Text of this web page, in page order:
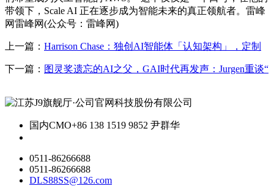
带领下，Scale AI 正在逐步成为智能未来的真正领航者。雷峰
网雷峰网(公众号：雷峰网)
上一篇： Harrison Chase：独创AI智能体「认知架构」，定制
下一篇： 图灵奖遗忘的AI之父，GAI时代再发声：Jurgen重谈“
国内CMO+86 138 1519 9852 尹群华
0511-86266688
0511-86266688
DLS88SS@126.com